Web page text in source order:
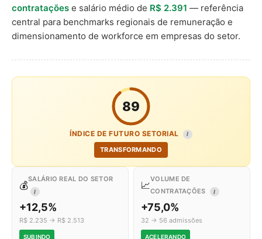
contratações e salário médio de R$ 2.391 — referência
central para benchmarks regionais de remuneração e
dimensionamento de workforce em empresas do setor.
89
ÍNDICE DE FUTURO SETORIAL I
TRANSFORMANDO
💰
SALÁRIO REAL DO SETOR
I
+12,5%
R$ 2.235 → R$ 2.513
SUBINDO
📈
VOLUME DE
CONTRATAÇÕES
I
+75,0%
32 → 56 admissões
ACELERANDO